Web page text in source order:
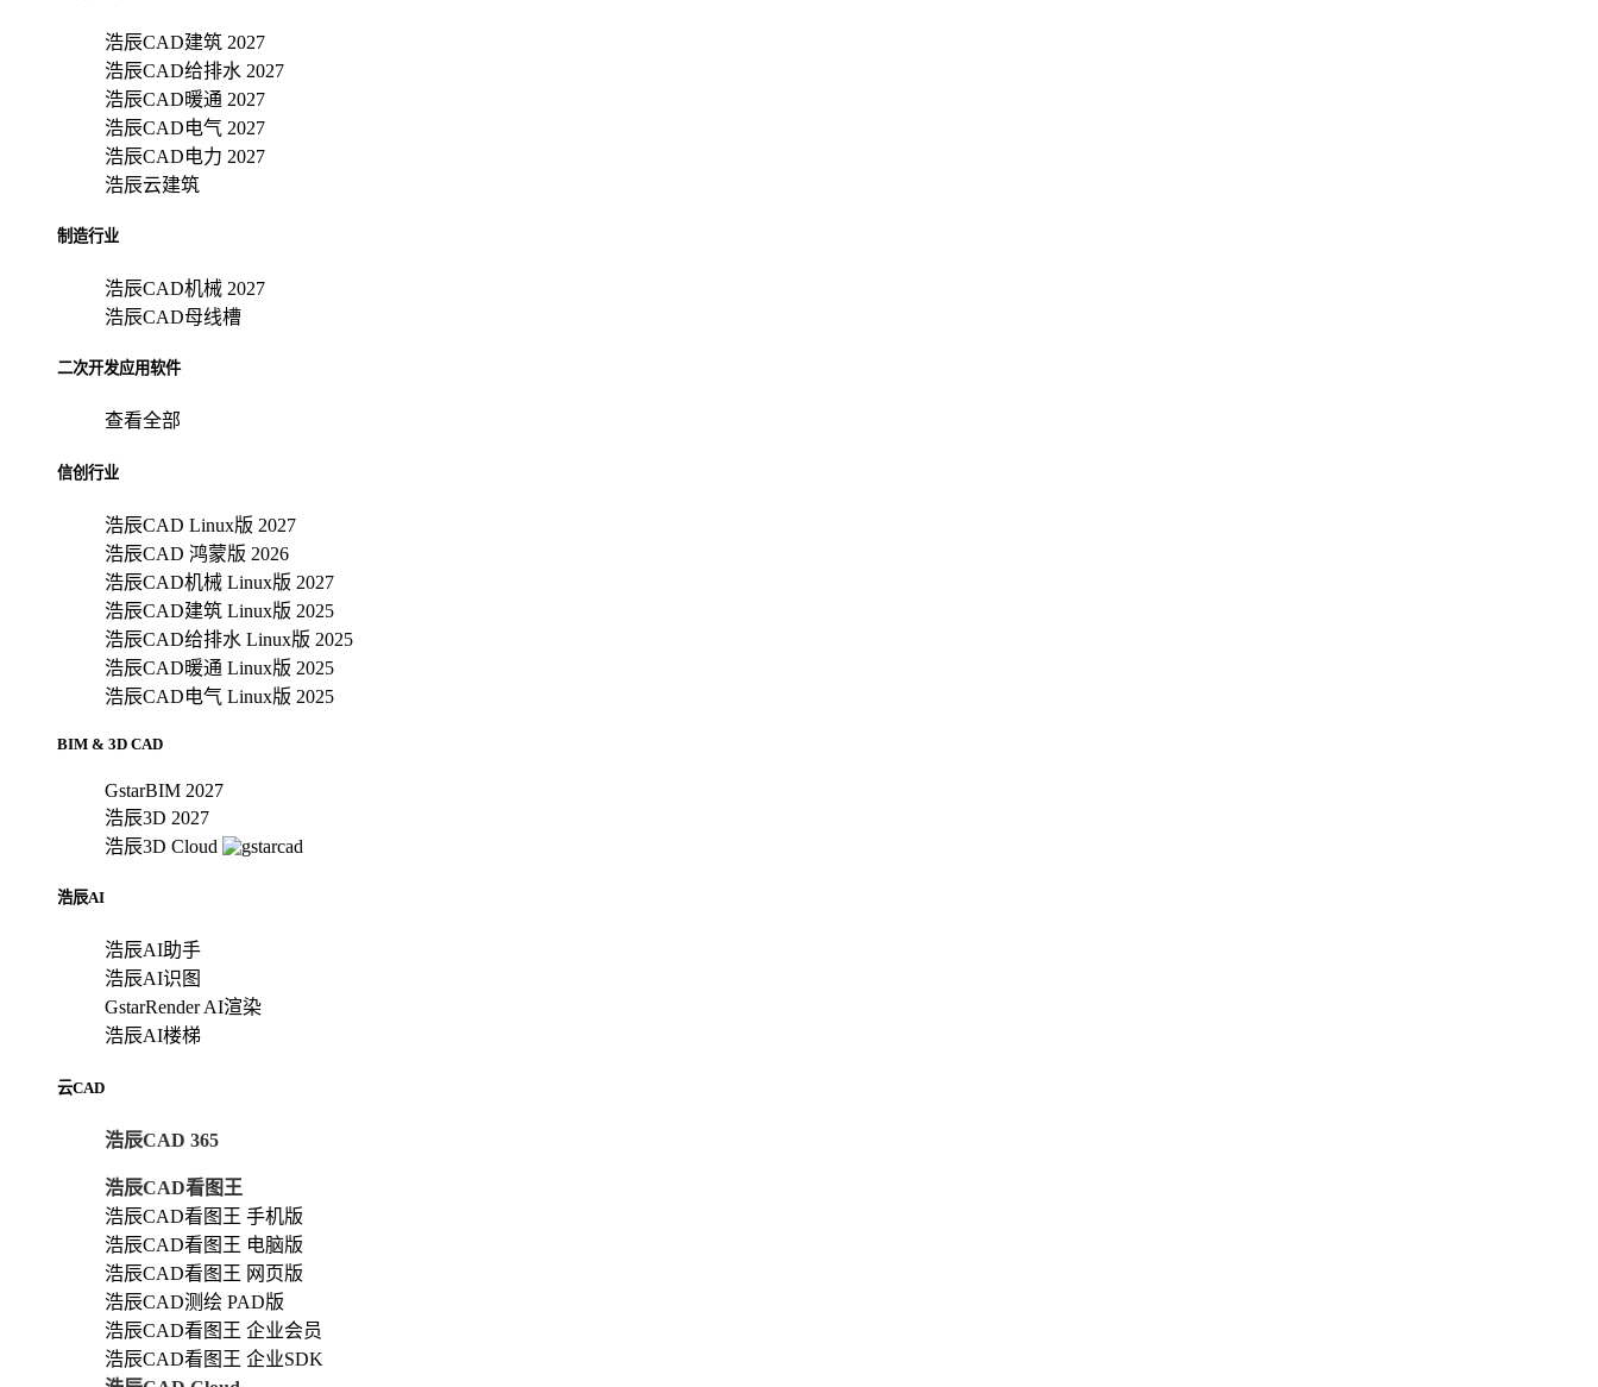
浩辰CAD建筑 2027
浩辰CAD给排水 2027
浩辰CAD暖通 2027
浩辰CAD电气 2027
浩辰CAD电力 2027
浩辰云建筑
制造行业
浩辰CAD机械 2027
浩辰CAD母线槽
二次开发应用软件
查看全部
信创行业
浩辰CAD Linux版 2027
浩辰CAD 鸿蒙版 2026
浩辰CAD机械 Linux版 2027
浩辰CAD建筑 Linux版 2025
浩辰CAD给排水 Linux版 2025
浩辰CAD暖通 Linux版 2025
浩辰CAD电气 Linux版 2025
BIM & 3D CAD
GstarBIM 2027
浩辰3D 2027
浩辰3D Cloud
浩辰AI
浩辰AI助手
浩辰AI识图
GstarRender AI渲染
浩辰AI楼梯
云CAD
浩辰CAD 365
浩辰CAD看图王
浩辰CAD看图王 手机版
浩辰CAD看图王 电脑版
浩辰CAD看图王 网页版
浩辰CAD测绘 PAD版
浩辰CAD看图王 企业会员
浩辰CAD看图王 企业SDK